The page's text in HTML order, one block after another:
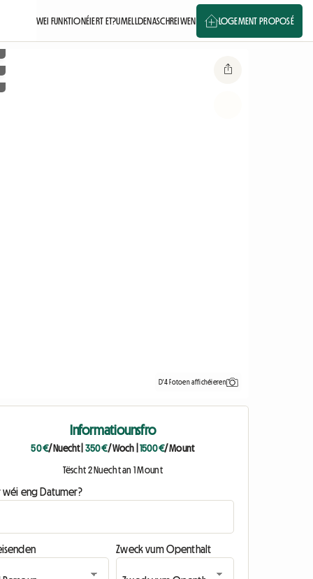
WEI FUNKTIONÉIERT ET?UMELLDENASCHREIWEN LOGEMENT PROPOSÉ
D'4 Fotoen affichéieren
Informatiounsfro
50 €/ Nuecht| 350 €/ Woch |1500 €/ Mount
Tëscht 2 Nuecht an 1 Mount
wéi eng Datumer?
Zweck vum Openthalt